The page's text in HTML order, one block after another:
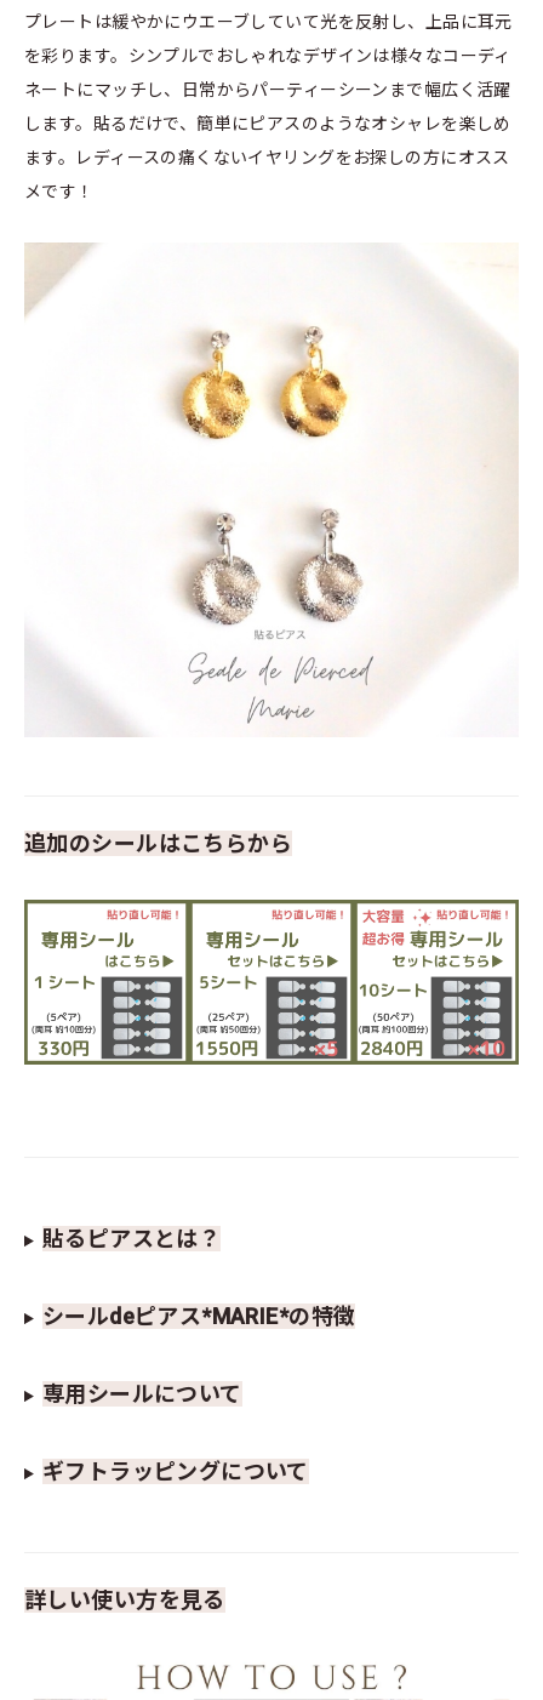
プレートは緩やかにウエーブしていて光を反射し、上品に耳元
を彩ります。シンプルでおしゃれなデザインは様々なコーディ
ネートにマッチし、日常からパーティーシーンまで幅広く活躍
します。貼るだけで、簡単にピアスのようなオシャレを楽しめ
ます。レディースの痛くないイヤリングをお探しの方にオスス
メです！
追加のシールはこちらから
貼るピアスとは？
シールdeピアス*MARIE*の特徴
専用シールについて
ギフトラッピングについて
詳しい使い方を見る